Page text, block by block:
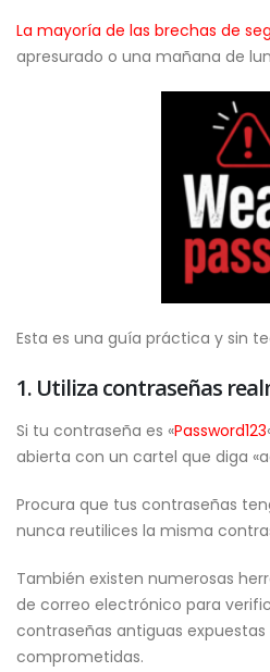
La mayoría de las brechas de
apresurado o una mañana de
Esta es una guía práctica y sin
1. Utiliza contraseñas
Si tu contraseña es «Password123
abierta con un cartel que diga
Procura que tus contraseñas
nunca reutilices la misma
También existen numerosas
de correo electrónico para
contraseñas antiguas
comprometidas.